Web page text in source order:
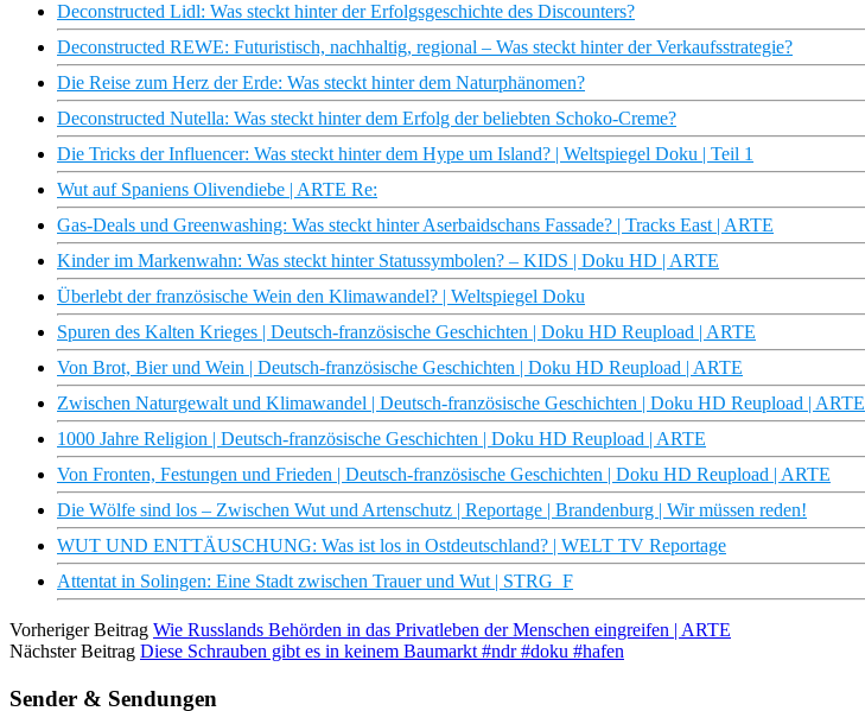
Deconstructed Lidl: Was steckt hinter der Erfolgsgeschichte des Discounters?
Deconstructed REWE: Futuristisch, nachhaltig, regional – Was steckt hinter der Verkaufsstrategie?
Die Reise zum Herz der Erde: Was steckt hinter dem Naturphänomen?
Deconstructed Nutella: Was steckt hinter dem Erfolg der beliebten Schoko-Creme?
Die Tricks der Influencer: Was steckt hinter dem Hype um Island? | Weltspiegel Doku | Teil 1
Wut auf Spaniens Olivendiebe | ARTE Re:
Gas-Deals und Greenwashing: Was steckt hinter Aserbaidschans Fassade? | Tracks East | ARTE
Kinder im Markenwahn: Was steckt hinter Statussymbolen? – KIDS | Doku HD | ARTE
Überlebt der französische Wein den Klimawandel? | Weltspiegel Doku
Spuren des Kalten Krieges | Deutsch-französische Geschichten | Doku HD Reupload | ARTE
Von Brot, Bier und Wein | Deutsch-französische Geschichten | Doku HD Reupload | ARTE
Zwischen Naturgewalt und Klimawandel | Deutsch-französische Geschichten | Doku HD Reupload | ARTE
1000 Jahre Religion | Deutsch-französische Geschichten | Doku HD Reupload | ARTE
Von Fronten, Festungen und Frieden | Deutsch-französische Geschichten | Doku HD Reupload | ARTE
Die Wölfe sind los – Zwischen Wut und Artenschutz | Reportage | Brandenburg | Wir müssen reden!
WUT UND ENTTÄUSCHUNG: Was ist los in Ostdeutschland? | WELT TV Reportage
Attentat in Solingen: Eine Stadt zwischen Trauer und Wut | STRG_F
Vorheriger Beitrag Wie Russlands Behörden in das Privatleben der Menschen eingreifen | ARTE
Nächster Beitrag Diese Schrauben gibt es in keinem Baumarkt #ndr #doku #hafen
Sender & Sendungen